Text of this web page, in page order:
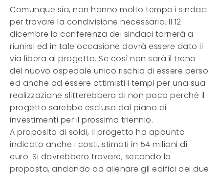
Comunque sia, non hanno molto tempo i sindaci
per trovare la condivisione necessaria. Il 12
dicembre la conferenza dei sindaci tornerà a
riunirsi ed in tale occasione dovrà essere dato il
via libera al progetto. Se così non sarà il treno
del nuovo ospedale unico rischia di essere perso
ed anche ad essere ottimisti i tempi per una sua
realizzazione slitterebbero di non poco perché il
progetto sarebbe escluso dal piano di
investimenti per il prossimo triennio.
A proposito di soldi, il progetto ha appunto
indicato anche i costi, stimati in 54 milioni di
euro. Si dovrebbero trovare, secondo la
proposta, andando ad alienare gli edifici dei due